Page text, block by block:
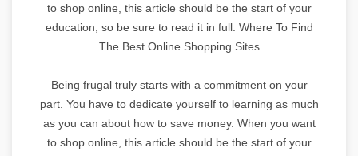
to shop online, this article should be the start of your
education, so be sure to read it in full. Where To Find
The Best Online Shopping Sites
Being frugal truly starts with a commitment on your
part. You have to dedicate yourself to learning as much
as you can about how to save money. When you want
to shop online, this article should be the start of your